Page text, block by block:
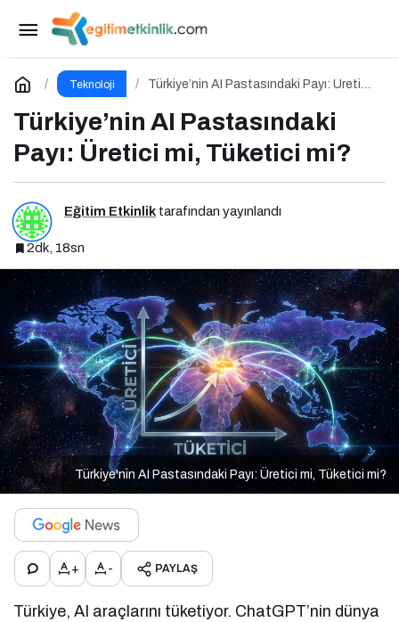
Teknoloji
Türkiye’nin AI Pastasındaki Payı: Üretici
Türkiye’nin AI Pastasındaki
Payı: Üretici mi, Tüketici mi?
Eğitim Etkinlik tarafından yayınlandı
2dk, 18sn
Türkiye'nin AI Pastasındaki Payı: Üretici mi, Tüketici mi?
+ - PAYLAŞ
Türkiye, AI araçlarını tüketiyor. ChatGPT’nin dünya
“Kırmızı Kraliçe” Yarışı Başladı!
Yorum Yap